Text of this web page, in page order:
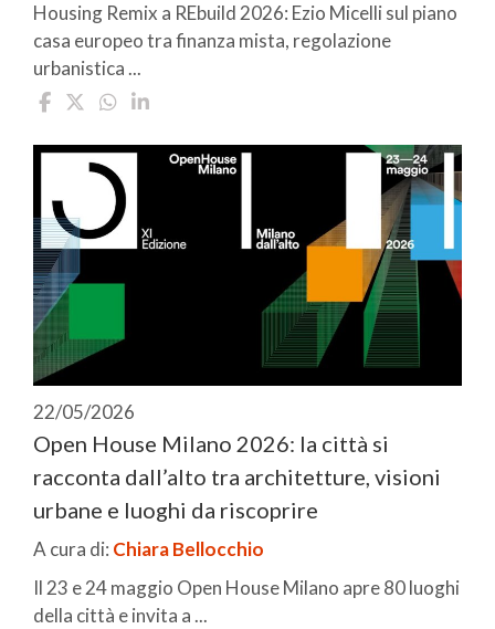
Housing Remix a REbuild 2026: Ezio Micelli sul piano
casa europeo tra finanza mista, regolazione
urbanistica ...
22/05/2026
Open House Milano 2026: la città si
racconta dall’alto tra architetture, visioni
urbane e luoghi da riscoprire
A cura di: Chiara Bellocchio
Il 23 e 24 maggio Open House Milano apre 80 luoghi
della città e invita a ...